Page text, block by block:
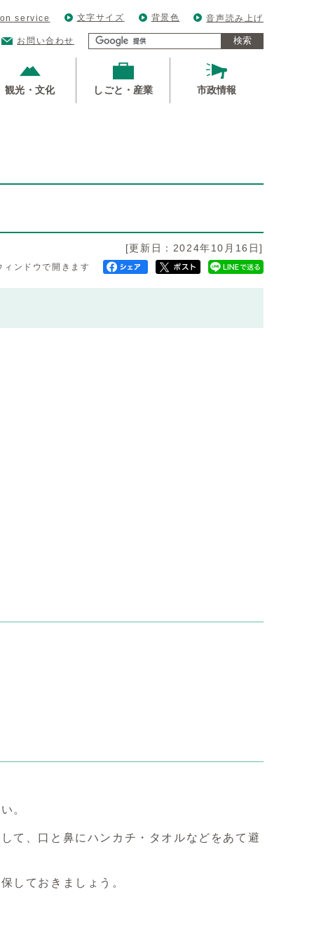
service 文字サイズ 背景色 音声読み上げ
お問い合わせ 検索
観光・文化 しごと・産業 市政情報
[更新日：2024年10月16日]
ィンドウで開きます
。
て、口と鼻にハンカチ・タオルなどをあて避
しておきましょう。